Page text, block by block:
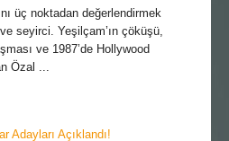
üç noktadan değerlendirmek
seyirci. Yeşilçam’ın çöküşü,
ve 1987’de Hollywood
Özal ...